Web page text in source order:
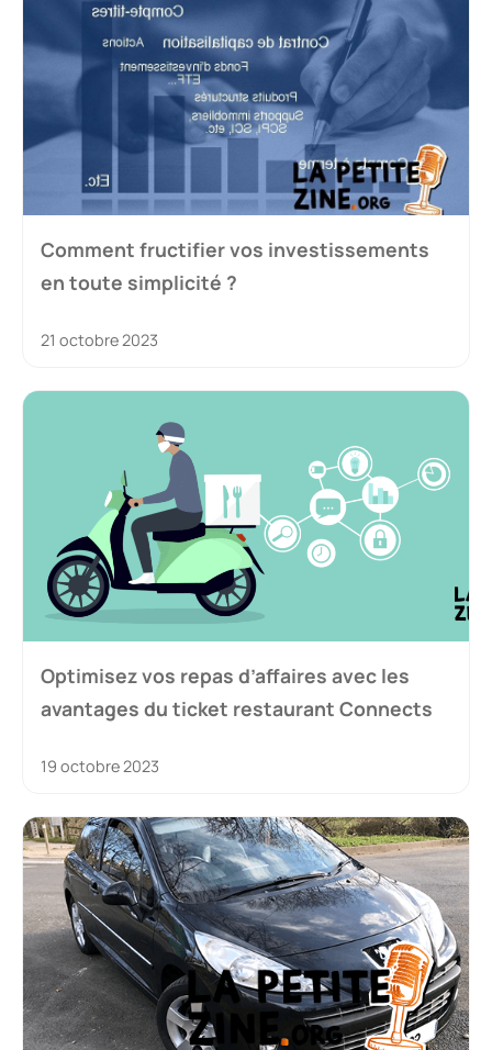
Comment fructifier vos investissements
en toute simplicité ?
21 octobre 2023
Optimisez vos repas d’affaires avec les
avantages du ticket restaurant Connects
19 octobre 2023